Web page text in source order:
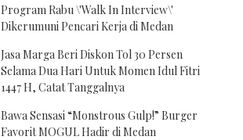
Program Rabu \'Walk In Interview\'
Dikerumuni Pencari Kerja di Medan
Jasa Marga Beri Diskon Tol 30 Persen
Selama Dua Hari Untuk Momen Idul Fitri
1447 H, Catat Tanggalnya
Bawa Sensasi “Monstrous Gulp!” Burger
Favorit MOGUL Hadir di Medan